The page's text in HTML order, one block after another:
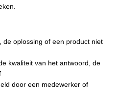
de oplossing of een product niet
kwaliteit van het antwoord, de
door een medewerker of